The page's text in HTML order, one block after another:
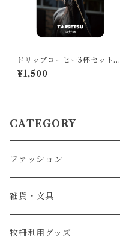
ドリップコーヒー3杯セット
エイシンフラッシュデザイン
¥1,500
CATEGORY
ファッション
服・アパレル
キャップ・帽子
雑貨・文具
タオル
牧柵利用グッズ